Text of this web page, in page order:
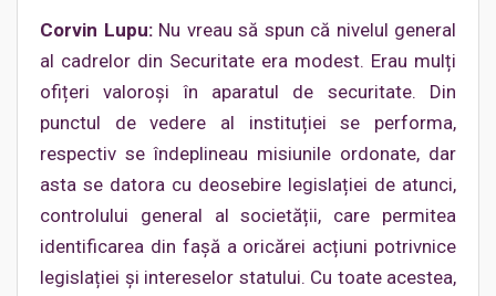
Corvin Lupu:Nu vreau să spun că nivelul general
al cadrelor din Securitate era modest. Erau mulți
ofițeri valoroși în aparatul de securitate. Din
punctul de vedere al instituției se performa,
respectiv se îndeplineau misiunile ordonate, dar
asta se datora cu deosebire legislației de atunci,
controlului general al societății, care permitea
identificarea din fașă a oricărei acțiuni potrivnice
legislației și intereselor statului. Cu toate acestea,